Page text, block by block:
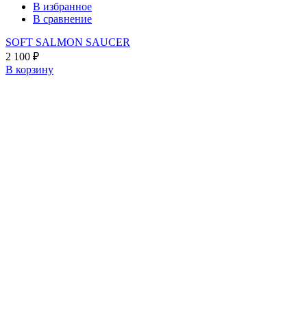
В избранное
В сравнение
SOFT SALMON SAUCER
2 100 ₽
В корзину